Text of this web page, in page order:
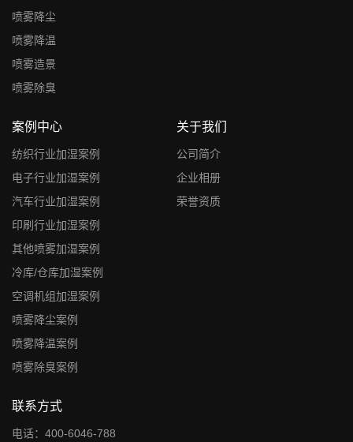
喷雾降尘
喷雾降温
喷雾造景
喷雾除臭
案例中心
纺织行业加湿案例
电子行业加湿案例
汽车行业加湿案例
印刷行业加湿案例
其他喷雾加湿案例
冷库/仓库加湿案例
空调机组加湿案例
喷雾降尘案例
喷雾降温案例
喷雾除臭案例
关于我们
公司简介
企业相册
荣誉资质
联系方式
电话：400-6046-788